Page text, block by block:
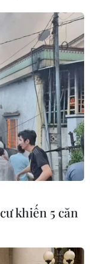
KHÚC THANH
sử dụng
và Truyền thông
khiến 5 căn